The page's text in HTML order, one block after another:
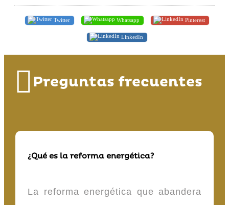
Twitter Whatsapp Pinterest
LinkedIn
Preguntas frecuentes
¿Qué es la reforma energética?
La reforma energética que abandera